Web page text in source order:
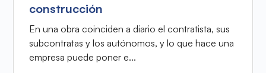
construcción
En una obra coinciden a diario el contratista, sus
subcontratas y los autónomos, y lo que hace una
empresa puede poner e...